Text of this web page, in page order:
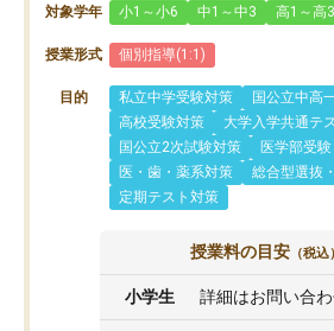
対象学年 小1～小6 中1～中3 高1～高3
授業形式 個別指導(1:1)
目的 私立中学受験対策
国公立中高
高校受験対策
大学入学共通テ
国公立2次試験対策
医学部受験
医・歯・薬系対策
総合型選抜
定期テスト対策
授業料の目安 （税込）
小学生 詳細はお問い合